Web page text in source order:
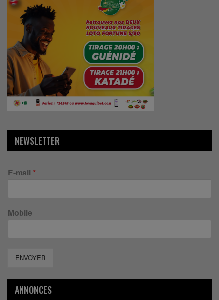
NEWSLETTER
E-mail *
Mobile
ENVOYER
ANNONCES